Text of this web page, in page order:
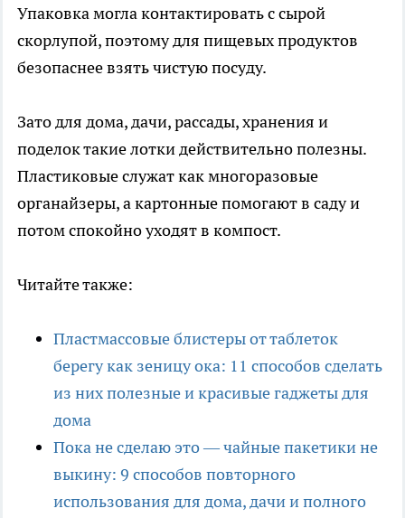
Упаковка могла контактировать с сырой
скорлупой, поэтому для пищевых продуктов
безопаснее взять чистую посуду.
Зато для дома, дачи, рассады, хранения и
поделок такие лотки действительно полезны.
Пластиковые служат как многоразовые
органайзеры, а картонные помогают в саду и
потом спокойно уходят в компост.
Читайте также:
Пластмассовые блистеры от таблеток
берегу как зеницу ока: 11 способов сделать
из них полезные и красивые гаджеты для
дома
Пока не сделаю это — чайные пакетики не
выкину: 9 способов повторного
использования для дома, дачи и полного